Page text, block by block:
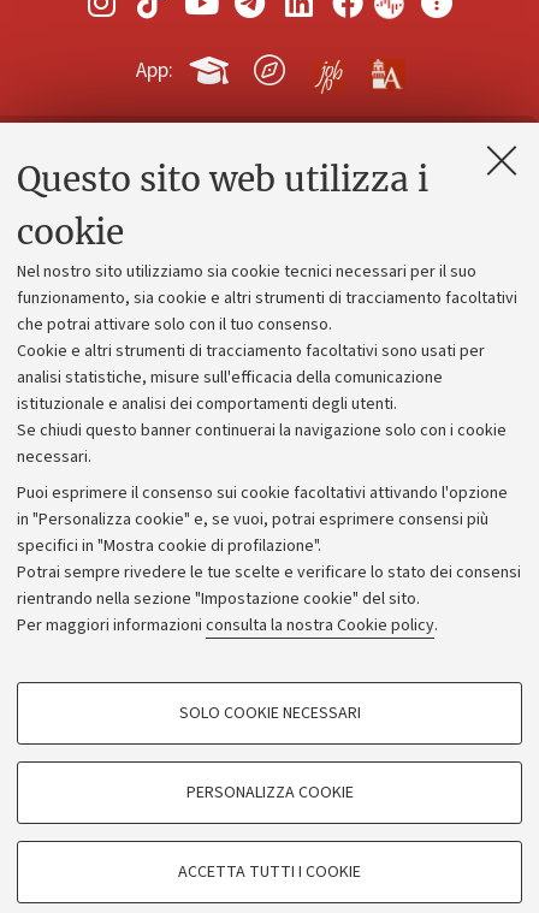
Questo sito web utilizza i
cookie
Nel nostro sito utilizziamo sia cookie tecnici necessari per il suo
funzionamento, sia cookie e altri strumenti di tracciamento facoltativi
che potrai attivare solo con il tuo consenso.
Cookie e altri strumenti di tracciamento facoltativi sono usati per
analisi statistiche, misure sull'efficacia della comunicazione
istituzionale e analisi dei comportamenti degli utenti.
Se chiudi questo banner continuerai la navigazione solo con i cookie
necessari.
Puoi esprimere il consenso sui cookie facoltativi attivando l'opzione
in "Personalizza cookie" e, se vuoi, potrai esprimere consensi più
specifici in "Mostra cookie di profilazione".
Potrai sempre rivedere le tue scelte e verificare lo stato dei consensi
rientrando nella sezione "Impostazione cookie" del sito.
Per maggiori informazioni consulta la nostra Cookie policy.
COOKIE DI PROFILAZIONE - FACOLTATIVI
COOKIE TECNICI - NECESSARI
SOLO COOKIE NECESSARI
PERSONALIZZA COOKIE
ACCETTA TUTTI I COOKIE
App:
Contatti e PEC
Alumni community
Piano strategico
Bilanci
Donazioni e 5x1000
Merchandising - UniboStore
Bandi, gare e concorsi
Albo online
Amministrazione trasparente
Atti di notifica
Informazioni sul sito e accessibilità
Dichiarazione di accessibilità
Privacy e note legali
Impostazioni Cookie
©Copyright 2026 - ALMA MATER STUDIORUM - Università di
Bologna - Via Zamboni,33 - 40126Bologna - PI:
- CF:80007010376